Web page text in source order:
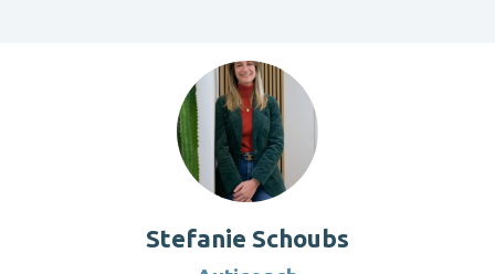
Stefanie Schoubs